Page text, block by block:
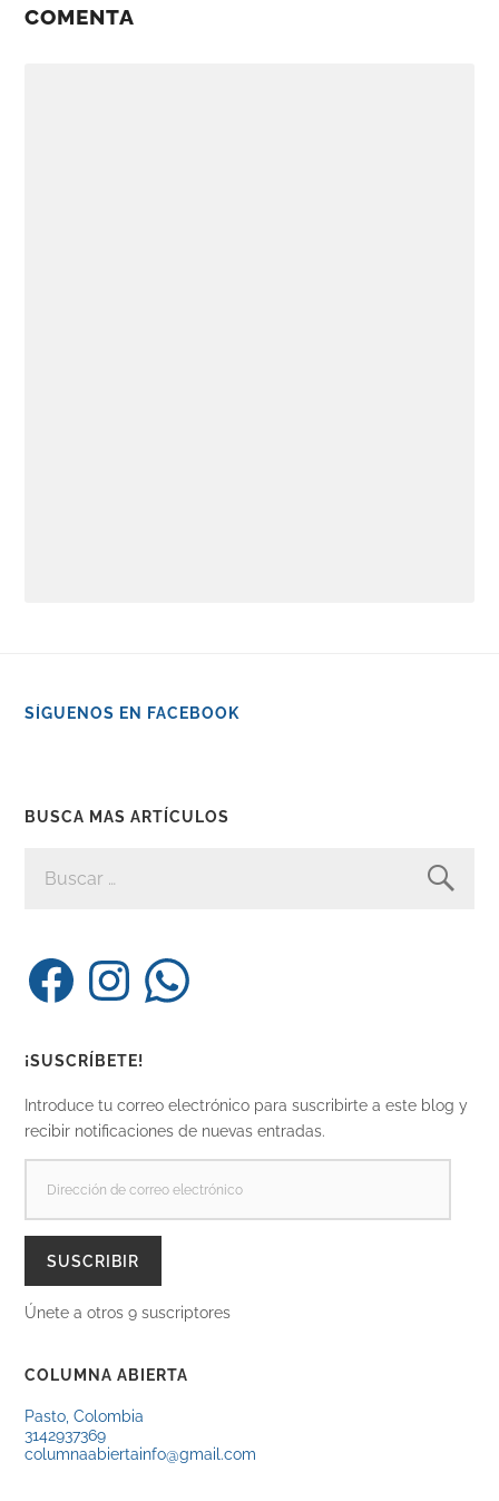
COMENTA
SÍGUENOS EN FACEBOOK
BUSCA MAS ARTÍCULOS
FacebookInstagramWhatsApp
¡SUSCRÍBETE!
Introduce tu correo electrónico para suscribirte a este blog y
recibir notificaciones de nuevas entradas.
CORREO
SUSCRIBIR
Únete a otros 9 suscriptores
COLUMNA ABIERTA
Pasto, Colombia
3142937369
columnaabiertainfo@gmail.com